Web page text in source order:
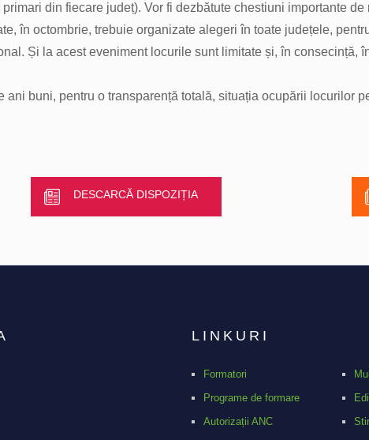
din fiecare județ). Vor fi dezbătute chestiuni importante
în octombrie, trebuie organizate alegeri în toate județele,
Și la acest eveniment locurile sunt limitate și, în consecință,
ani buni, pentru o transparență totală, situația ocupării
DESCARCĂ DISPOZIȚIA
LINKURI
Formatori
Programe de formare
Autorizații ANC